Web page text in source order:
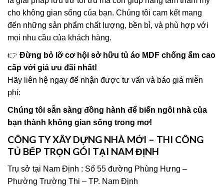
cho không gian sống của bạn. Chúng tôi cam kết mang
đến những sản phẩm chất lượng, bền bỉ, và phù hợp với
mọi nhu cầu của khách hàng.
👉 Đừng bỏ lỡ cơ hội sở hữu tủ áo MDF chống ẩm cao
cấp với giá ưu đãi nhất!
Hãy liên hệ ngay để nhận được tư vấn và báo giá miễn
phí:
Chúng tôi sẵn sàng đồng hành để biến ngôi nhà của
bạn thành không gian sống trong mơ!
CÔNG TY XÂY DỰNG NHÀ MỚI – THI CÔNG
TỦ BẾP TRỌN GÓI TẠI NAM ĐỊNH
Trụ sở tại Nam Định : Số 55 đường Phùng Hưng –
Phường Trường Thi – TP. Nam Định